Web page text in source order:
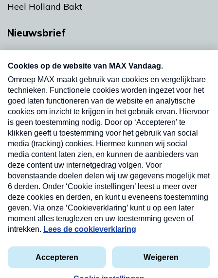
Heel Holland Bakt
Nieuwsbrief
nieuwsbrief. Elke vrijdag- en dinsdagochtend in
uw mailbox.
Verzend
Privacyverklaring
Cookieverklaring
Kwetsbaarheid melden
Copyright © 2026 MAX Vandaag - Omroep MAX
Nieuwsbrief
Neem hier een gratis abonnement op onze
nieuwsbrief. Elke vrijdag- en dinsdagochtend in uw